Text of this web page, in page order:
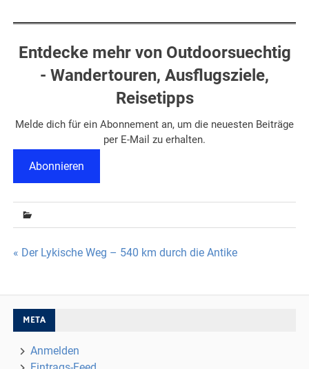
Entdecke mehr von Outdoorsuechtig
- Wandertouren, Ausflugsziele,
Reisetipps
Melde dich für ein Abonnement an, um die neuesten Beiträge
per E-Mail zu erhalten.
Abonnieren
Beitragsnavigation
« Der Lykische Weg – 540 km durch die Antike
META
Anmelden